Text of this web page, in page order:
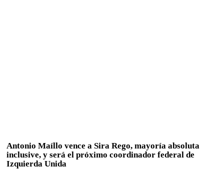
Antonio Maíllo vence a Sira Rego, mayoría absoluta
inclusive, y será el próximo coordinador federal de
Izquierda Unida